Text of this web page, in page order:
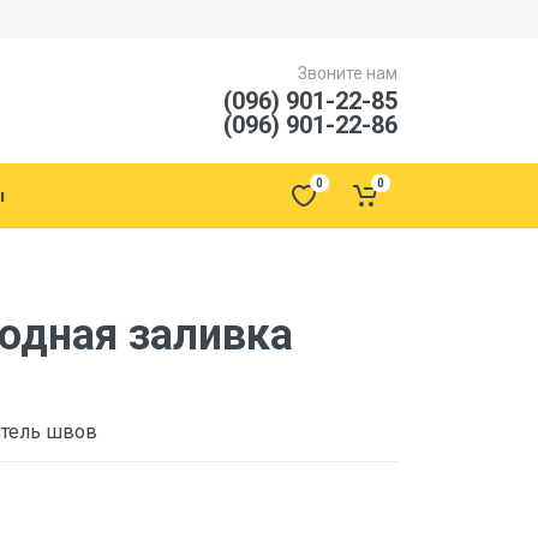
Звоните нам
(096) 901-22-85
(096) 901-22-86
0 0
заливка
швов